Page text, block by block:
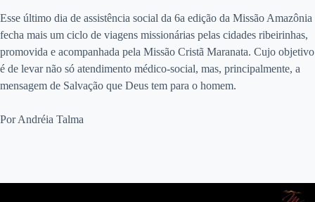
Esse último dia de assistência social da 6a edição da Missão Amazônia
fecha mais um ciclo de viagens missionárias pelas cidades ribeirinhas,
promovida e acompanhada pela Missão Cristã Maranata. Cujo objetivo
é de levar não só atendimento médico-social, mas, principalmente, a
mensagem de Salvação que Deus tem para o homem.
Por Andréia Talma